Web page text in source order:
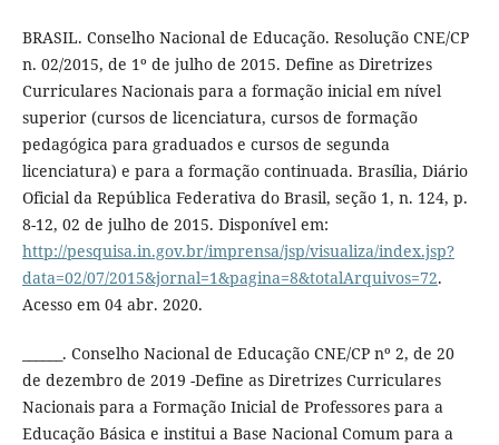
BRASIL. Conselho Nacional de Educação. Resolução CNE/CP
n. 02/2015, de 1º de julho de 2015. Define as Diretrizes
Curriculares Nacionais para a formação inicial em nível
superior (cursos de licenciatura, cursos de formação
pedagógica para graduados e cursos de segunda
licenciatura) e para a formação continuada. Brasília, Diário
Oficial da República Federativa do Brasil, seção 1, n. 124, p.
8-12, 02 de julho de 2015. Disponível em:
http://pesquisa.in.gov.br/imprensa/jsp/visualiza/index.jsp?
data=02/07/2015&jornal=1&pagina=8&totalArquivos=72.
Acesso em 04 abr. 2020.
______. Conselho Nacional de Educação CNE/CP nº 2, de 20
de dezembro de 2019 -Define as Diretrizes Curriculares
Nacionais para a Formação Inicial de Professores para a
Educação Básica e institui a Base Nacional Comum para a